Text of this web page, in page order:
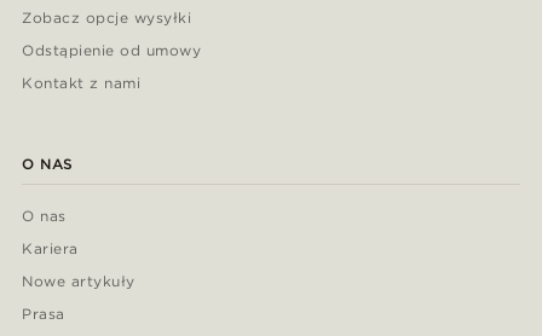
Zobacz opcje wysyłki
Odstąpienie od umowy
Kontakt z nami
O NAS
O nas
Kariera
Nowe artykuły
Prasa